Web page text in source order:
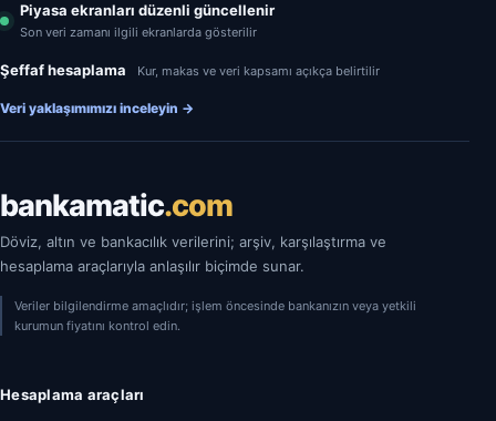
Piyasa ekranları düzenli güncellenir
Son veri zamanı ilgili ekranlarda gösterilir
Şeffaf hesaplama Kur, makas ve veri kapsamı açıkça belirtilir
Veri yaklaşımımızı inceleyin →
bankamatic.com
Döviz, altın ve bankacılık verilerini; arşiv, karşılaştırma ve
hesaplama araçlarıyla anlaşılır biçimde sunar.
Veriler bilgilendirme amaçlıdır; işlem öncesinde bankanızın veya yetkili
kurumun fiyatını kontrol edin.
Hesaplama araçları